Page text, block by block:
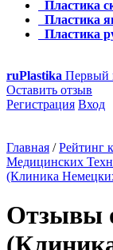
Пластика
Пластика
Пластика
ruPlastika Первый
Оставить отзыв
Регистрация Вход
Главная / Рейтинг
Медицинских
(Клиника
Отзывы